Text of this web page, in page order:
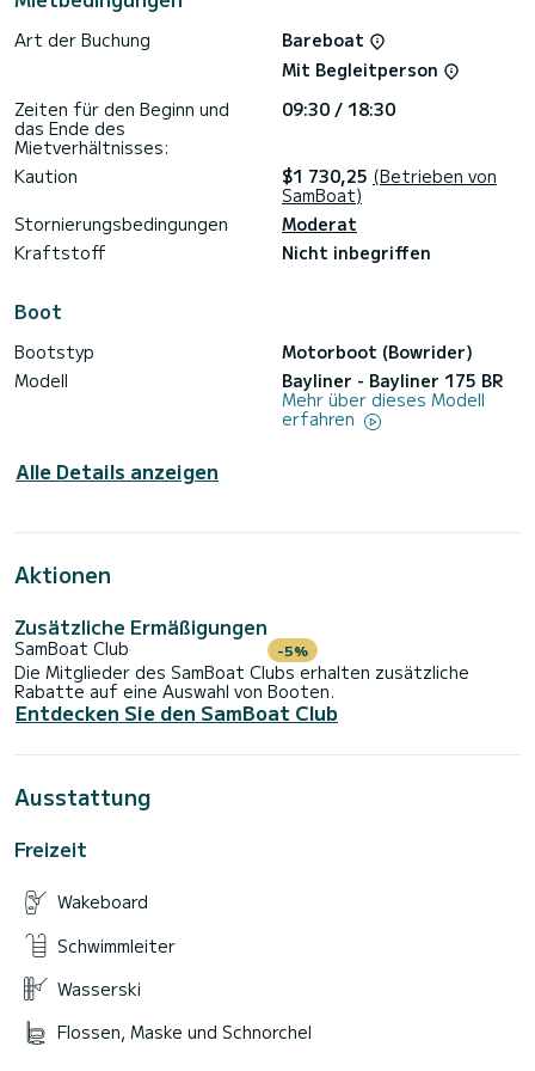
- USB-Telefon und integrierte Lautsprecher
- Sonnenmarkise (Bimini) im Wake Tower integriert
- Elektrische Kühlbox auf Anfrage
Gebrauch vollständig gereinigt und desinfiziert.
Und für weitere Informationen zögern Sie nicht, mich über
Samboat-Nachrichten zu kontaktieren, ich werde Ihnen
gerne antworten!
*** Ausnahmsweise beträgt der Preis für das Seefest am 6.
August für einen Abend von 20 Uhr bis Mitternacht 2500
Euro, der Preis für den ganzen Tag + Abend beträgt 3000
Bis bald,
Art der Buchung
Bareboat
Mit Begleitperson
Zeiten für den Beginn und
das Ende des
Mietverhältnisses:
09:30 / 18:30
Kaution $1 730,25 (Betrieben von
SamBoat)
Stornierungsbedingungen
Moderat
Kraftstoff
Nicht inbegriffen
Boot
Bootstyp
Motorboot (Bowrider)
Modell
Bayliner - Bayliner 175 BR
Mehr über dieses Modell
erfahren
Alle Details anzeigen
Aktionen
Zusätzliche Ermäßigungen
SamBoat Club -5%
Die Mitglieder des SamBoat Clubs erhalten zusätzliche
Rabatte auf eine Auswahl von Booten.
Entdecken Sie den SamBoat Club
Ausstattung
Freizeit
Wakeboard
Schwimmleiter
Wasserski
Flossen, Maske und Schnorchel